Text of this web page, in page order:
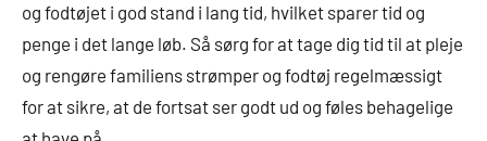
og fodtøjet i god stand i lang tid, hvilket sparer tid og
penge i det lange løb. Så sørg for at tage dig tid til at pleje
og rengøre familiens strømper og fodtøj regelmæssigt
for at sikre, at de fortsat ser godt ud og føles behagelige